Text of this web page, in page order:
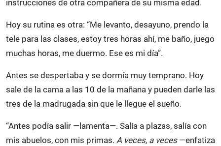
instrucciones de otra compañera de su misma edad.
Hoy su rutina es otra: “Me levanto, desayuno, prendo la
tele para las clases, estoy tres horas ahí, me baño, juego
muchas horas, me duermo. Ese es mi día”.
Antes se despertaba y se dormía muy temprano. Hoy
sale de la cama a las 10 de la mañana y pueden darle las
tres de la madrugada sin que le llegue el sueño.
“Antes podía salir —lamenta—. Salía a plazas, salía con
mis abuelos, con mis primas. A veces, a veces—enfatiza